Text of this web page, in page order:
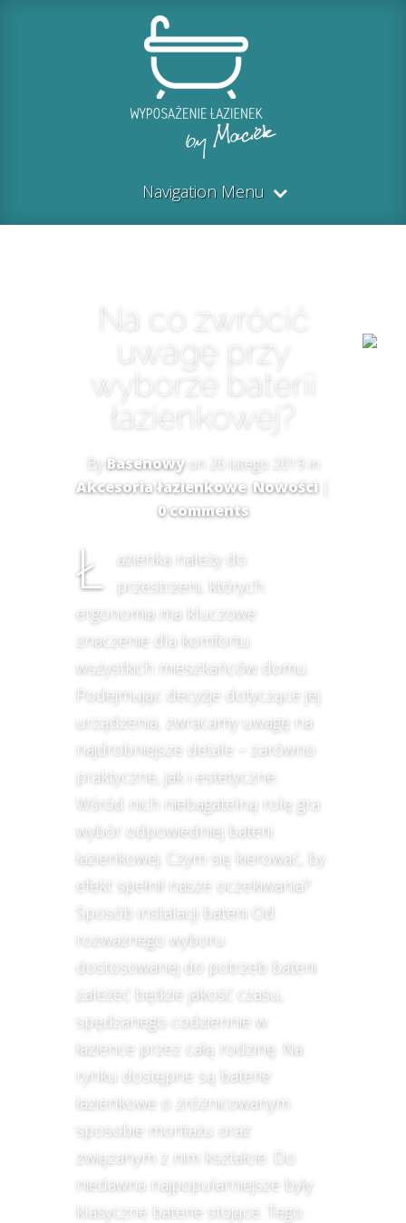
Navigation Menu
Na co zwrócić
uwagę przy
wyborze baterii
łazienkowej?
ByBasenowyon 26 lutego 2019 in
Akcesoria łazienkowe,Nowości|
0 comments
Ł
azienka należy do
przestrzeni, których
ergonomia ma kluczowe
znaczenie dla komfortu
wszystkich mieszkańców domu.
Podejmując decyzje dotyczące jej
urządzenia, zwracamy uwagę na
najdrobniejsze detale – zarówno
praktyczne, jak i estetyczne.
Wśród nich niebagatelną rolę gra
wybór odpowiedniej baterii
łazienkowej. Czym się kierować, by
efekt spełnił nasze oczekiwania?
Sposób instalacji baterii Od
rozważnego wyboru
dostosowanej do potrzeb baterii
zależeć będzie jakość czasu,
spędzanego codziennie w
łazience przez całą rodzinę. Na
rynku dostępne są baterie
łazienkowe o zróżnicowanym
sposobie montażu oraz
związanym z nim kształcie. Do
niedawna najpopularniejsze były
klasyczne baterie stojące. Tego